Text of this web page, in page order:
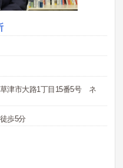
津市大路1丁目15番5号 ネ
歩5分